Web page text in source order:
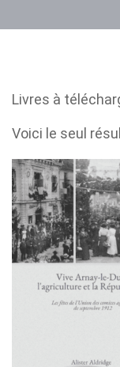
Livres à
Voici le seul